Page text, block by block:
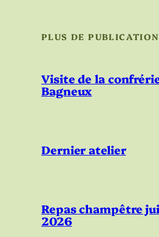
PLUS DE
Visite de la
Bagneux
Dernier atelier
Repas champêtre
2026